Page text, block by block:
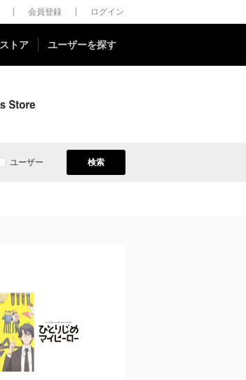
会員登録 ログイン
ストア ユーザーを探す
ユーザー 検索